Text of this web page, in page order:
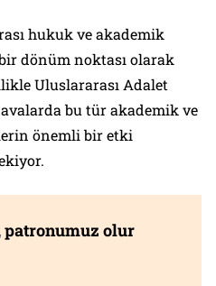
hukuk ve akademik
dönüm noktası olarak
Uluslararası Adalet
bu tür akademik ve
önemli bir etki
patronumuz olur